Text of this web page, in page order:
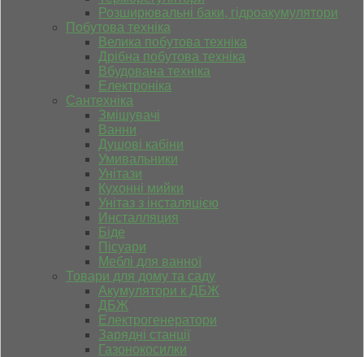
Розширювальні баки, гідроакумулятори
Побутова техніка
Велика побутова техніка
Дрібна побутова техніка
Вбудована техніка
Електроніка
Сантехніка
Змішувачі
Ванни
Душові кабіни
Умивальники
Унітази
Кухонні мийки
Унітаз з інсталяцією
Инсталляция
Біде
Пісуари
Меблі для ванної
Товари для дому та саду
Акумулятори к ДБЖ
ДБЖ
Електрогенератори
Зарядні станції
Газонокосилки